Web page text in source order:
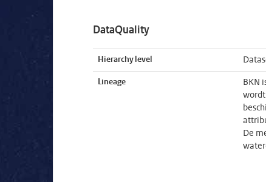
DataQuality
Hierarchy level
Lineage
BKN
wordt
De